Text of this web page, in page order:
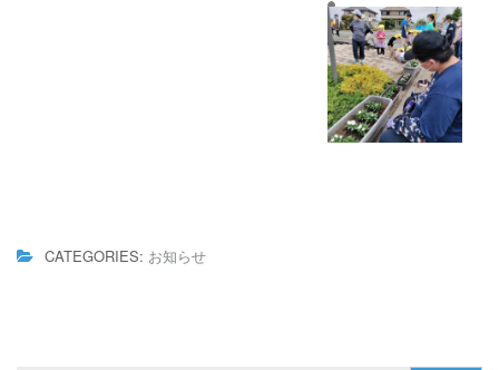
CATEGORIES: お知らせ